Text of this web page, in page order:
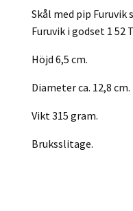
Skål med pip Furuvik
Furuvik i godset 1 52
Höjd 6,5 cm.
Diameter ca. 12,8 cm.
Vikt 315 gram.
Bruksslitage.